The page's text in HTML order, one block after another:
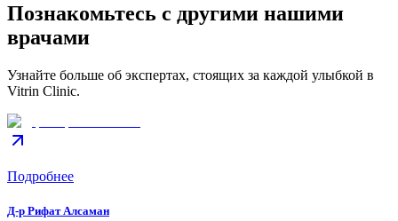
Познакомьтесь с другими нашими
врачами
Узнайте больше об экспертах, стоящих за каждой улыбкой в
Vitrin Clinic.
Подробнее
Д-р Рифат Алсаман